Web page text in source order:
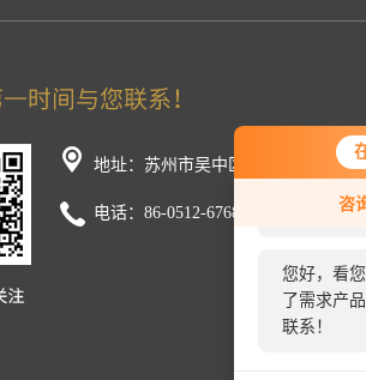
咨
服务，请
您好，看
了需求产
联系！
地址：苏州市吴中区金枫路216号东
电话：86-0512-67681058